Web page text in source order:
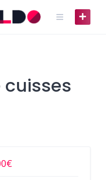
cuisses